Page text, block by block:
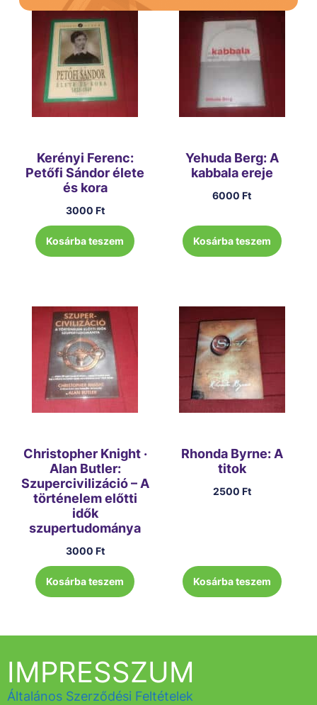
Kerényi Ferenc:
Petőfi Sándor élete
és kora
3000 Ft
Kosárba teszem
Yehuda Berg: A
kabbala ereje
6000Ft
Kosárba teszem
Christopher Knight ·
Alan Butler:
Szupercivilizáció – A
történelem előtti
idők
szupertudománya
3000 Ft
Kosárba teszem
Rhonda Byrne: A
titok
2500 Ft
Kosárba teszem
IMPRESSZUM
Általános Szerződési Feltételek